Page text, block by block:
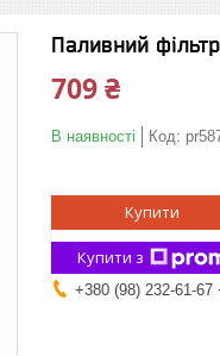
Паливний
709 ₴
В наявності Код:
Купити
Купити з
+380 (98) 232-61-67